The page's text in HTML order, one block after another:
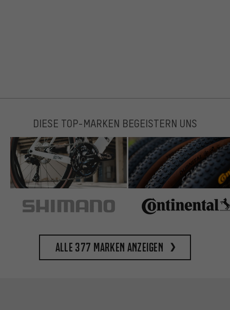
DIESE TOP-MARKEN BEGEISTERN UNS
Alle 377 Marken anzeigen